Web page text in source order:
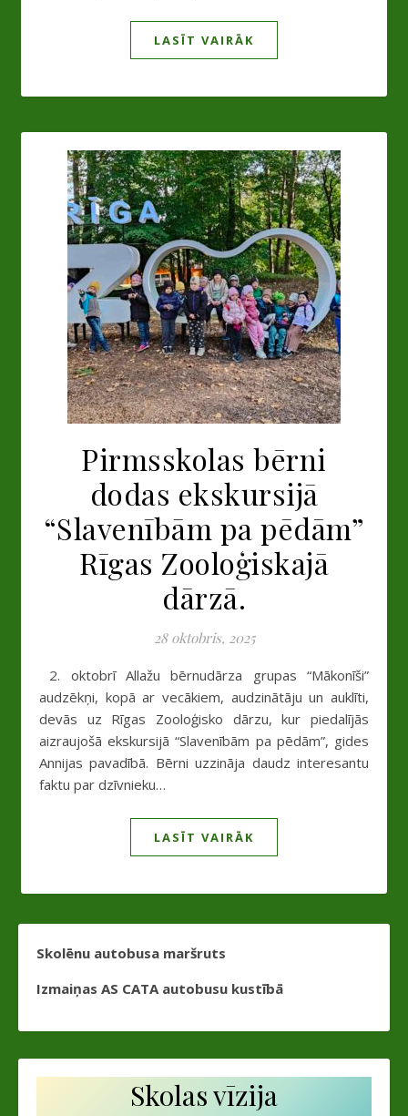
LASĪT VAIRĀK
Pirmsskolas bērni
dodas ekskursijā
“Slavenībām pa pēdām”
Rīgas Zooloģiskajā
dārzā.
28 oktobris, 2025
2. oktobrī Allažu bērnudārza grupas “Mākonīši”
audzēkņi, kopā ar vecākiem, audzinātāju un auklīti,
devās uz Rīgas Zooloģisko dārzu, kur piedalījās
aizraujošā ekskursijā “Slavenībām pa pēdām”, gides
Annijas pavadībā. Bērni uzzināja daudz interesantu
faktu par dzīvnieku…
LASĪT VAIRĀK
Skolēnu autobusa maršruts
Izmaiņas AS CATA autobusu kustībā
Skolas vīzija